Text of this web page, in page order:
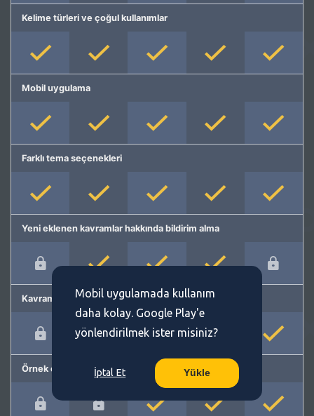
Kelime türleri ve çoğul kullanımlar
Mobil uygulama
Farklı tema seçenekleri
Yeni eklenen kavramlar hakkında bildirim alma
Kavram önerme
Örnek cümleler
Mobil uygulamada kullanım
daha kolay. Google Play'e
yönlendirilmek ister misiniz?
İptal Et Yükle